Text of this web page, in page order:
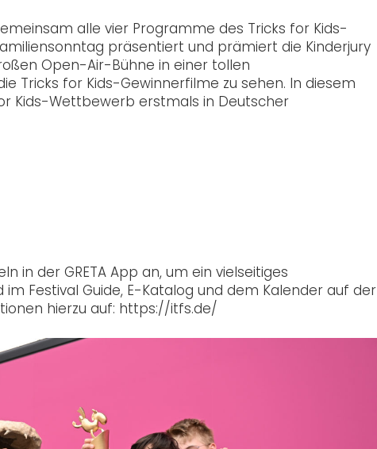
alle vier Programme des Tricks for Kids-
präsentiert und prämiert die Kinderjury
Open-Air-Bühne in einer tollen
Tricks for Kids-Gewinnerfilme zu sehen. In diesem
Kids-Wettbewerb erstmals in Deutscher
in der GRETA App an, um ein vielseitiges
Festival Guide, E-Katalog und dem Kalender auf der
hierzu auf: https://itfs.de/